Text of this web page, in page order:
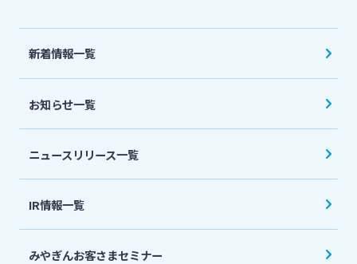
株主・投資家の皆さま
ニュースリリース一覧
採用情報
新着情報一覧
お知らせ一覧
ニュースリリース一覧
IR情報一覧
みやぎんお客さまセミナー